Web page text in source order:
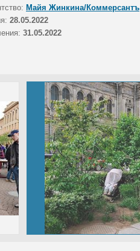
Майя Жинкина/Коммерсантъ
28.05.2022
31.05.2022